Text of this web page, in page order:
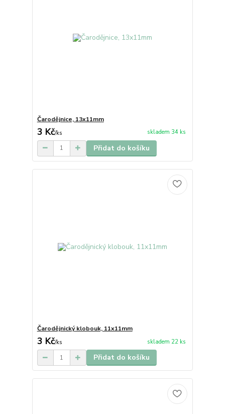
Čarodějnice, 13x11mm
3 Kč/ks skladem 34 ks
Přidat do košíku
Čarodějnický klobouk, 11x11mm
3 Kč/ks skladem 22 ks
Přidat do košíku